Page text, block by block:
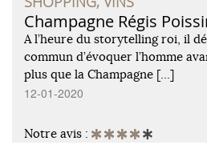
Champagne Régis
A l’heure du storytelling roi, il
commun d’évoquer l’homme
plus que la Champagne […]
12-01-2020
Notre avis :